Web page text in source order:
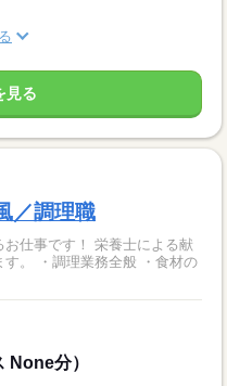
見る
／調理職
仕事です！ 栄養士による献
。 ・調理業務全般 ・食材の
None分）